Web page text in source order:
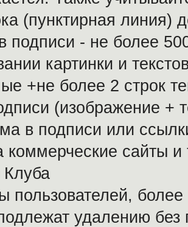
(пунктирная линия)
подписи - не более
картинки и
+не более 2 строк
(изображение +
в подписи или
коммерческие сайты
Клуба
пользователей,
удалению без